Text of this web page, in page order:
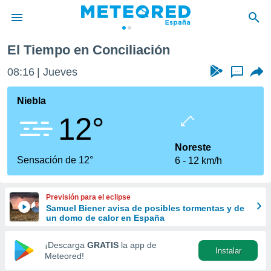
de
por
que se
a este
las
y
forma
digital
basada
El Tiempo en Conciliación
08:16 Jueves ...
Niebla
12°
Sensación de 12°
Noreste
6
12 km/h
Previsión para el eclipse
Samuel Biener avisa de posibles tormentas y de
un domo de calor en España
¡Descarga GRATIS la app de
Meteored!
Instalar